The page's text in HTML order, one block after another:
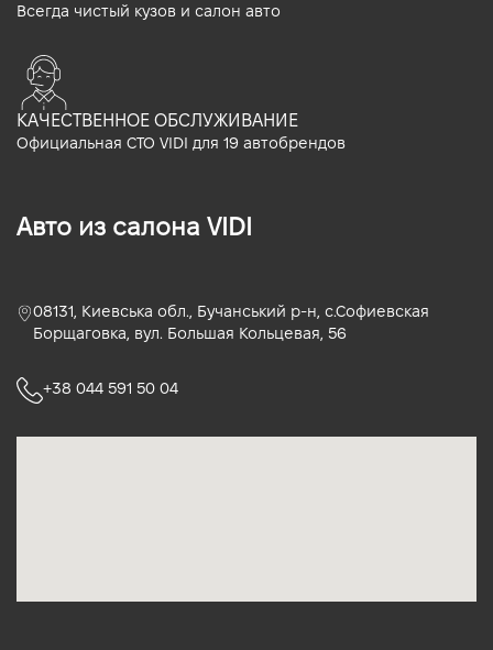
Всегда чистый кузов и салон авто
КАЧЕСТВЕННОЕ ОБСЛУЖИВАНИЕ
Официальная СТО VIDI для 19 автобрендов
Авто из салона VIDI
08131, Киевська обл., Бучанський р-н, с.Софиевская
Борщаговка, вул. Большая Кольцевая, 56
+38 044 591 50 04